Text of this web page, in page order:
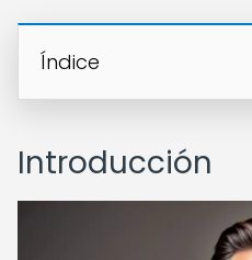
Índice
Introducción